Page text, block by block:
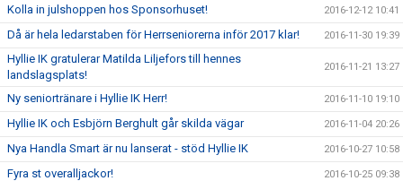
Kolla in julshoppen hos Sponsorhuset! 2016-12-12 10:41
Då är hela ledarstaben för Herrseniorerna inför 2017 klar! 2016-11-30 19:39
Hyllie IK gratulerar Matilda Liljefors till hennes
landslagsplats!
2016-11-21 13:27
Ny seniortränare i Hyllie IK Herr! 2016-11-10 19:10
Hyllie IK och Esbjörn Berghult går skilda vägar 2016-11-04 20:26
Nya Handla Smart är nu lanserat - stöd Hyllie IK 2016-10-27 10:58
Fyra st overalljackor! 2016-10-25 09:38